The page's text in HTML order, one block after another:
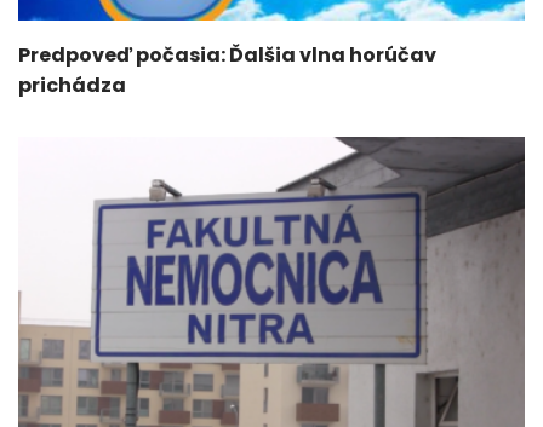
Predpoveď počasia: Ďalšia vlna horúčav
prichádza